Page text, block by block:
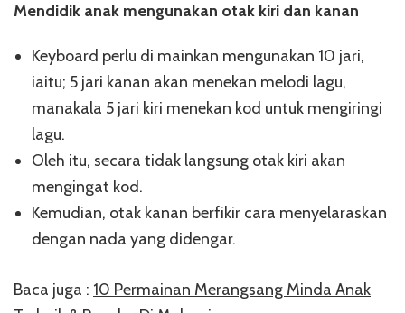
Mendidik anak mengunakan otak kiri dan kanan
Keyboard perlu di mainkan mengunakan 10 jari,
iaitu; 5 jari kanan akan menekan melodi lagu,
manakala 5 jari kiri menekan kod untuk mengiringi
lagu.
Oleh itu, secara tidak langsung otak kiri akan
mengingat kod.
Kemudian, otak kanan berfikir cara menyelaraskan
dengan nada yang didengar.
Baca juga : 10 Permainan Merangsang Minda Anak